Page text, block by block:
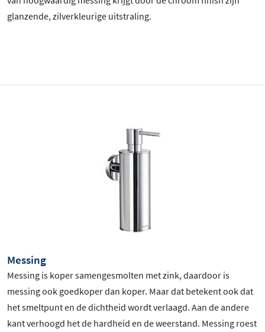
glanzende, zilverkleurige uitstraling.
Messing
Messing is koper samengesmolten met zink, daardoor is
messing ook goedkoper dan koper. Maar dat betekent ook dat
het smeltpunt en de dichtheid wordt verlaagd. Aan de andere
kant verhoogd het de hardheid en de weerstand. Messing roest